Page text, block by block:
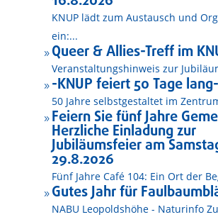
KNUP lädt zum Austausch und
ein:...
9 Queer & Allies-Treff im
Veranstaltungshinweis zur
9 -KNUP feiert 50 Tage lang-
50 Jahre selbstgestaltet im
9 Feiern Sie fünf Jahre
Herzliche Einladung zur
Jubiläumsfeier am
29.8.2026
Fünf Jahre Café 104: Ein Ort der
9 Gutes Jahr für
NABU Leopoldshöhe - Naturinfo